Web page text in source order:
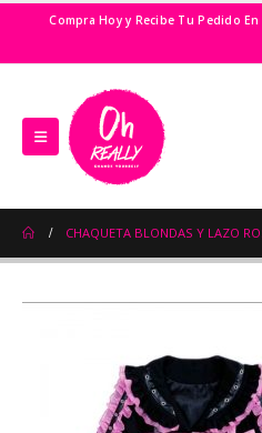
Compra Hoy y Recibe Tu Pedido En
CHAQUETA BLONDAS Y LAZO